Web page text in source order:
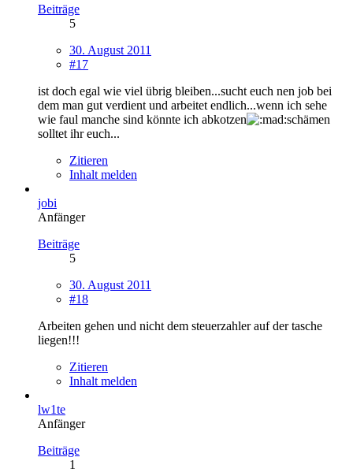
Beiträge
5
30. August 2011
#17
ist doch egal wie viel übrig bleiben...sucht euch nen job bei
dem man gut verdient und arbeitet endlich...wenn ich sehe
wie faul manche sind könnte ich abkotzen
schämen
solltet ihr euch...
Zitieren
Inhalt melden
jobi
Anfänger
Beiträge
5
30. August 2011
#18
Arbeiten gehen und nicht dem steuerzahler auf der tasche
liegen!!!
Zitieren
Inhalt melden
lw1te
Anfänger
Beiträge
1